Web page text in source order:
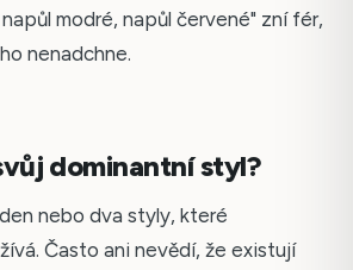
modré, napůl červené" zní fér,
nenadchne.
dominantní styl?
nebo dva styly, které
Často ani nevědí, že existují